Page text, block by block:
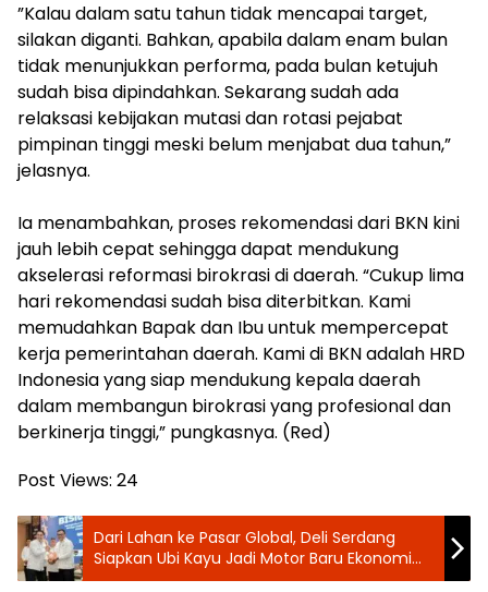
‎”Kalau dalam satu tahun tidak mencapai target,
silakan diganti. Bahkan, apabila dalam enam bulan
tidak menunjukkan performa, pada bulan ketujuh
sudah bisa dipindahkan. Sekarang sudah ada
relaksasi kebijakan mutasi dan rotasi pejabat
pimpinan tinggi meski belum menjabat dua tahun,”
jelasnya.
Ia menambahkan, proses rekomendasi dari BKN kini
jauh lebih cepat sehingga dapat mendukung
akselerasi reformasi birokrasi di daerah. “Cukup lima
hari rekomendasi sudah bisa diterbitkan. Kami
memudahkan Bapak dan Ibu untuk mempercepat
kerja pemerintahan daerah. Kami di BKN adalah HRD
Indonesia yang siap mendukung kepala daerah
dalam membangun birokrasi yang profesional dan
berkinerja tinggi,” pungkasnya. (Red)
Post Views: 24
‎Dari Lahan ke Pasar Global, Deli Serdang
Siapkan Ubi Kayu Jadi Motor Baru Ekonomi
Daerah